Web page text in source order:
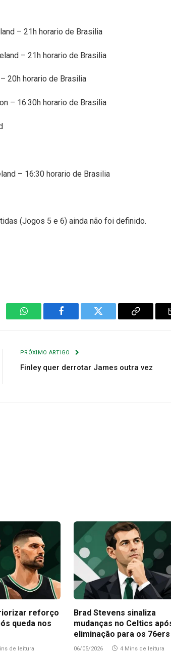
– 21h horario de Brasilia
– 21h horario de Brasilia
20h horario de Brasilia
– 16:30h horario de Brasilia
– 16:30 horario de Brasilia
(Jogos 5 e 6) ainda não foi definido.
WhatsAppFacebook Twitter
Copiar
PRÓXIMO ARTIGO
Finley quer derrotar James outra vez
reforço
queda nos
de leitura
Brad Stevens sinaliza
mudanças no Celtics
eliminação para os 76ers
06/05/2026 4 Mins de leitura